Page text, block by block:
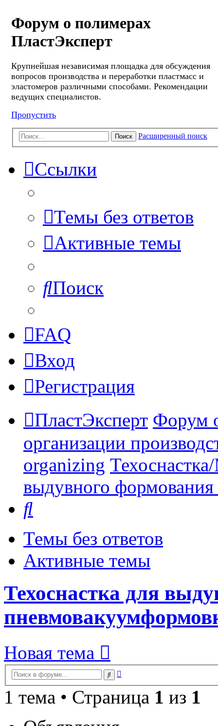
Форум о полимерах
ПластЭксперт
Крупнейшая независимая площадка для обсуждения
вопросов производства и переработки пластмасс и
эластомеров различными способами. Рекомендации
ведущих специалистов.
Пропустить
Поиск Расширенный поиск
Ссылки
Темы без ответов
Активные темы
Поиск
FAQ
Вход
Регистрация
ПластЭксперт Форум
организации
organizing
выдувного
Темы без ответов
Активные темы
Техоснастка для
Новая тема
Поиск
1 тема • Страница 1 из 1